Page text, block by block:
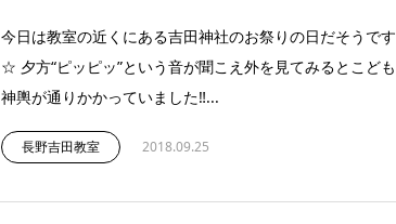
今日は教室の近くにある吉田神社のお祭りの日だそうです
☆ 夕方“ピッピッ”という音が聞こえ外を見てみるとこども
神輿が通りかかっていました‼...
長野吉田教室 2018.09.25